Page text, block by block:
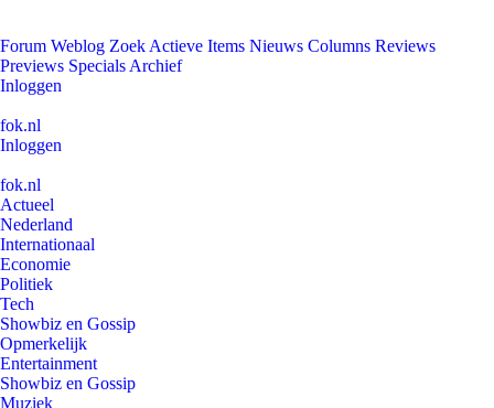
Forum Weblog Zoek Actieve Items Nieuws Columns Reviews
Previews Specials Archief
Inloggen
fok.nl
Inloggen
fok.nl
Actueel
Nederland
Internationaal
Economie
Politiek
Tech
Showbiz en Gossip
Opmerkelijk
Entertainment
Showbiz en Gossip
Muziek